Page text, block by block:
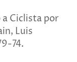
a Ciclista por
Luis
74.